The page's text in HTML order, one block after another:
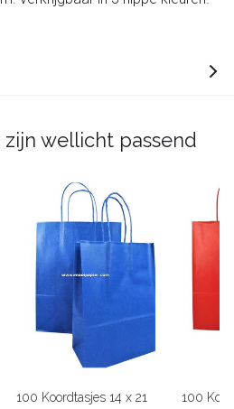
wellicht passend
100 Koordtasjes 14 x 21
100